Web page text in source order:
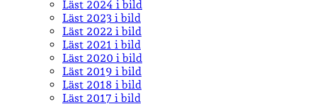
Läst 2024 i bild
Läst 2023 i bild
Läst 2022 i bild
Läst 2021 i bild
Läst 2020 i bild
Läst 2019 i bild
Läst 2018 i bild
Läst 2017 i bild